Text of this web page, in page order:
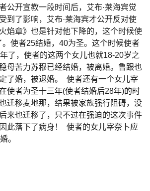
公开宣教一段时间后，艾布·莱海宾觉
到了影响，艾布·莱海宾才公开反对使
焰章》也是针对他下降的，这个时候使
。使者25结婚， 40为圣。这个时候使者
了，使者的这两个女儿也就18-20岁之
母苦力苏穆已经结婚，被离婚。鲁跟也
了婚，被退婚。
使者还有一个女儿宰
使者为圣十三年(使者结婚后28年)的时
迁移麦地那，结果被家族强行阻碍，没
来也迁移了，只不过在强迫的这次事件
此落下了病身！
使者的女儿宰奈卜应
。